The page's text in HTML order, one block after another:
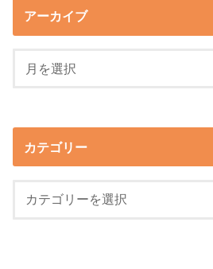
アーカイブ
カテゴリー